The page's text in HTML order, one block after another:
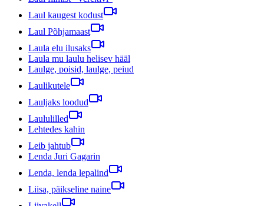
Laul kaugest kodust
Laul Põhjamaast
Laula elu ilusaks
Laula mu laulu helisev hääl
Laulge, poisid, laulge, peiud
Laulikutele
Lauljaks loodud
Laululilled
Lehtedes kahin
Leib jahtub
Lenda Juri Gagarin
Lenda, lenda lepalind
Liisa, päikseline naine